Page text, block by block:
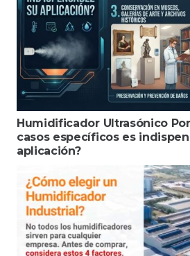
Humidificador Ultrasónico
casos específicos es
aplicación?